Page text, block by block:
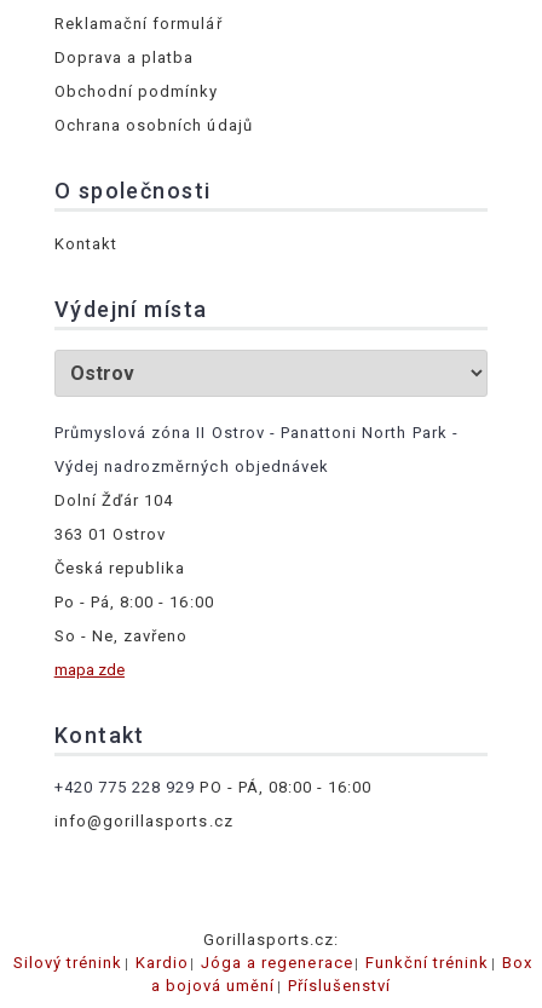
Reklamační formulář
Doprava a platba
Obchodní podmínky
Ochrana osobních údajů
O společnosti
Kontakt
Výdejní místa
Průmyslová zóna II Ostrov - Panattoni North Park -
Výdej nadrozměrných objednávek
Dolní Žďár 104
363 01 Ostrov
Česká republika
Po - Pá, 8:00 - 16:00
So - Ne, zavřeno
mapa zde
Kontakt
+420 775 228 929 PO - PÁ, 08:00 - 16:00
info@gorillasports.cz
Gorillasports.cz:
Silový trénink
Kardio Jóga a regenerace Funkční trénink
Box
a bojová umění
Příslušenství